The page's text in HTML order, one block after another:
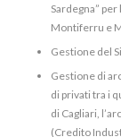
Sardegna”
Montiferru e
Gestione del
Gestione di
di privati tra i
di Cagliari,
(Credito